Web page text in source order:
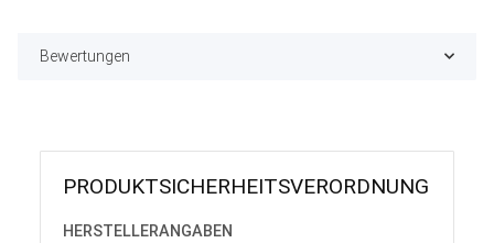
Bewertungen
PRODUKT­SICHER­HEITS­VER­ORD­NUNG
HERSTELLER­ANGABEN